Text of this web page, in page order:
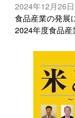
2024年12月26日
食品産業の発展
2024年度食品産